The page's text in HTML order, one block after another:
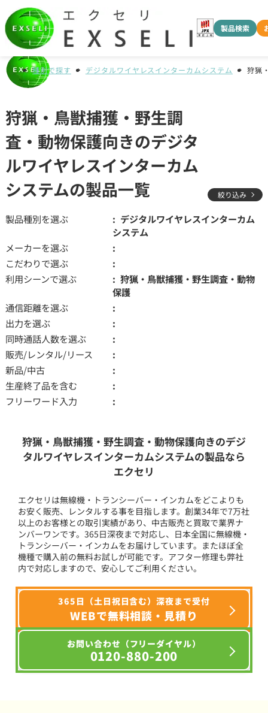
製品検索
種別で探す デジタルワイヤレスインターカムシステム 狩猟
狩猟・鳥獣捕獲・野生調
査・動物保護向きのデジタ
ルワイヤレスインターカム
システムの製品一覧
絞り込み
製品種別を選ぶ
デジタルワイヤレスインターカム
システム
メーカーを選ぶ
こだわりで選ぶ
利用シーンで選ぶ
狩猟・鳥獣捕獲・野生調査・動物
保護
通信距離を選ぶ
出力を選ぶ
同時通話人数を選ぶ
販売/レンタル/リース
新品/中古
生産終了品を含む
フリーワード入力
狩猟・鳥獣捕獲・野生調査・動物保護向きのデジ
タルワイヤレスインターカムシステムの製品なら
エクセリ
エクセリは無線機・トランシーバー・インカムをどこよりも
お安く販売、レンタルする事を目指します。創業34年で7万社
以上のお客様との取引実績があり、中古販売と買取で業界ナ
ンバーワンです。365日深夜まで対応し、日本全国に無線機・
トランシーバー・インカムをお届けしています。またほぼ全
機種で購入前の無料お試しが可能です。アフター修理も弊社
内で対応しますので、安心してご利用ください。
365日（土日祝日含む）深夜まで受付
WEBで無料相談・見積り
お問い合わせ（フリーダイヤル）
0120-880-200